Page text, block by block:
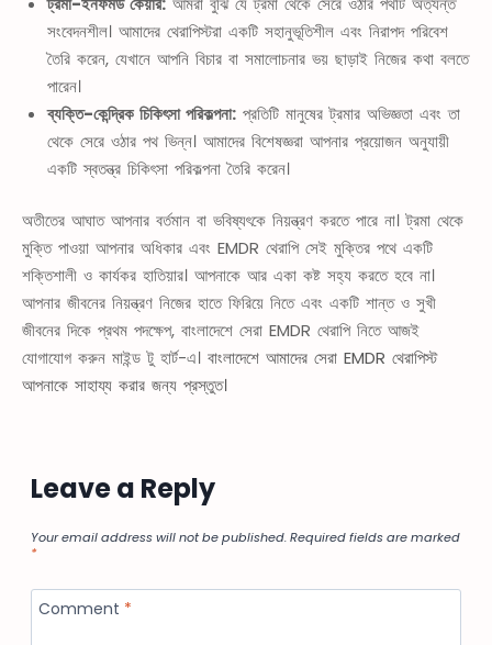
সংবেদনশীল। আমাদের থেরাপিস্টরা একটি সহানুভূতিশীল এবং নিরাপদ পরিবেশ
তৈরি করেন, যেখানে আপনি বিচার বা সমালোচনার ভয় ছাড়াই নিজের কথা বলতে
পারেন।
ব্যক্তি-কেন্দ্রিক চিকিৎসা পরিকল্পনা:প্রতিটি মানুষের ট্রমার অভিজ্ঞতা এবং তা
থেকে সেরে ওঠার পথ ভিন্ন। আমাদের বিশেষজ্ঞরা আপনার প্রয়োজন অনুযায়ী
একটি স্বতন্ত্র চিকিৎসা পরিকল্পনা তৈরি করেন।
অতীতের আঘাত আপনার বর্তমান বা ভবিষ্যৎকে নিয়ন্ত্রণ করতে পারে না। ট্রমা থেকে
মুক্তি পাওয়া আপনার অধিকার এবং EMDR থেরাপি সেই মুক্তির পথে একটি
শক্তিশালী ও কার্যকর হাতিয়ার। আপনাকে আর একা কষ্ট সহ্য করতে হবে না।
আপনার জীবনের নিয়ন্ত্রণ নিজের হাতে ফিরিয়ে নিতে এবং একটি শান্ত ও সুখী
জীবনের দিকে প্রথম পদক্ষেপ, বাংলাদেশে সেরা EMDR থেরাপি নিতে আজই
যোগাযোগ করুন মাইন্ড টু হার্ট-এ। বাংলাদেশে আমাদের সেরা EMDR থেরাপিস্ট
আপনাকে সাহায্য করার জন্য প্রস্তুত।
Leave a Reply
Your email address will not be published.Required fields are marked
*
Comment *